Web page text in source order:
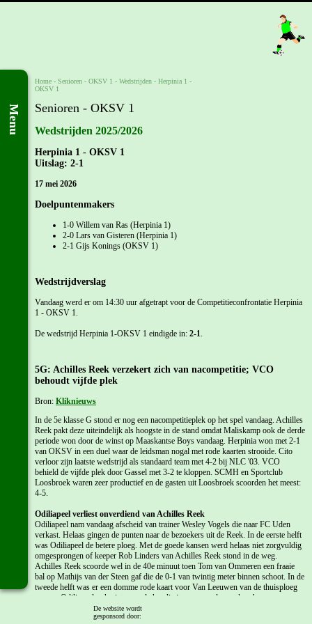
Menu
Home - Senioren - OKSV 1 - Wedstrijden - Herpinia 1 -
OKSV 1
Senioren - OKSV 1
Wedstrijden 2025/2026
Herpinia 1 - OKSV 1
Uitslag: 2-1
17 mei 2026
Doelpuntenmakers
1-0 Willem van Ras (Herpinia 1)
2-0 Lars van Gisteren (Herpinia 1)
2-1 Gijs Konings (OKSV 1)
Wedstrijdverslag
Vandaag werd er om 14:30 uur afgetrapt voor de Competitieconfrontatie Herpinia
1 - OKSV 1.
De wedstrijd Herpinia 1-OKSV 1 eindigde in: 2-1.
5G: Achilles Reek verzekert zich van nacompetitie; VCO
behoudt vijfde plek
Bron: Kliknieuws
In de 5e klasse G stond er nog een nacompetitieplek op het spel vandaag. Achilles
Reek pakt deze uiteindelijk als hoogste in de stand omdat Maliskamp ook de derde
periode won door de winst op Maaskantse Boys vandaag. Herpinia won met 2-1
van OKSV in een duel waar de leidsman nogal met rode kaarten strooide. Cito
verloor zijn laatste wedstrijd als standaard team met 4-2 bij NLC '03. VCO
behield de vijfde plek door Gassel met 3-2 te kloppen. SCMH en Sportclub
Loosbroek waren zeer productief en de gasten uit Loosbroek scoorden het meest:
4-5.
Odiliapeel verliest onverdiend van Achilles Reek
Odiliapeel nam vandaag afscheid van trainer Wesley Vogels die naar FC Uden
verkast. Helaas gingen de punten naar de bezoekers uit de Reek. In de eerste helft
was Odiliapeel de betere ploeg. Met de goede kansen werd helaas niet zorgvuldig
omgesprongen of keeper Rob Linders van Achilles Reek stond in de weg.
Achilles Reek scoorde wel in de 40e minuut toen Tom van Ommeren een fraaie
bal op Mathijs van der Steen gaf die de 0-1 van twintig meter binnen schoot. In de
tweede helft was er een domme rode kaart voor Van Leeuwen van de thuisploeg
waarna Odiliapeel ook niet meer de kwaliteit van voor de rust kon brengen.
Achilles Reek speelde het duel volwassen uit en is hiermee verzekerd van een
promotiewedstrijd tegen MSH Maasduinen op 7 juni.
De website wordt
gesponsord door: